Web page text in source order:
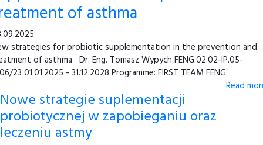
of asthma
strategies for probiotic supplementation in the prevention and
of asthma Dr. Eng. Tomasz Wypych FENG.02.02-IP.05-
23 01.01.2025 - 31.12.2028 Programme: FIRST TEAM FENG
Read
Nowe strategie suplementacji
probiotycznej w zapobieganiu oraz
leczeniu astmy